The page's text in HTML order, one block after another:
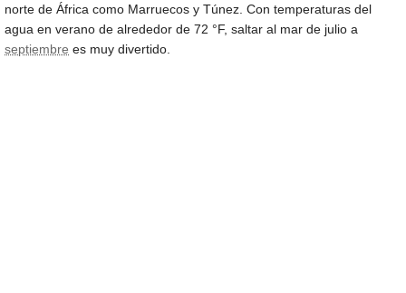
norte de África como Marruecos y Túnez. Con temperaturas del
agua en verano de alrededor de 72 °F, saltar al mar de julio a
septiembre es muy divertido.